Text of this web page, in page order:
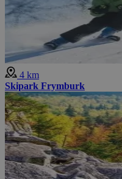
4 km
Skipark Frymburk